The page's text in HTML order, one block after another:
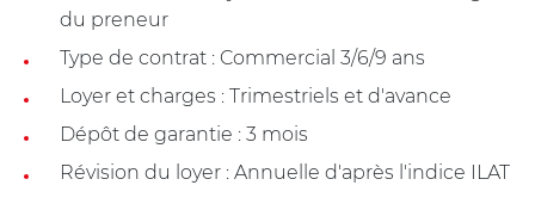
du preneur
Type de contrat : Commercial 3/6/9 ans
Loyer et charges : Trimestriels et d'avance
Dépôt de garantie : 3 mois
Révision du loyer : Annuelle d'après l'indice ILAT